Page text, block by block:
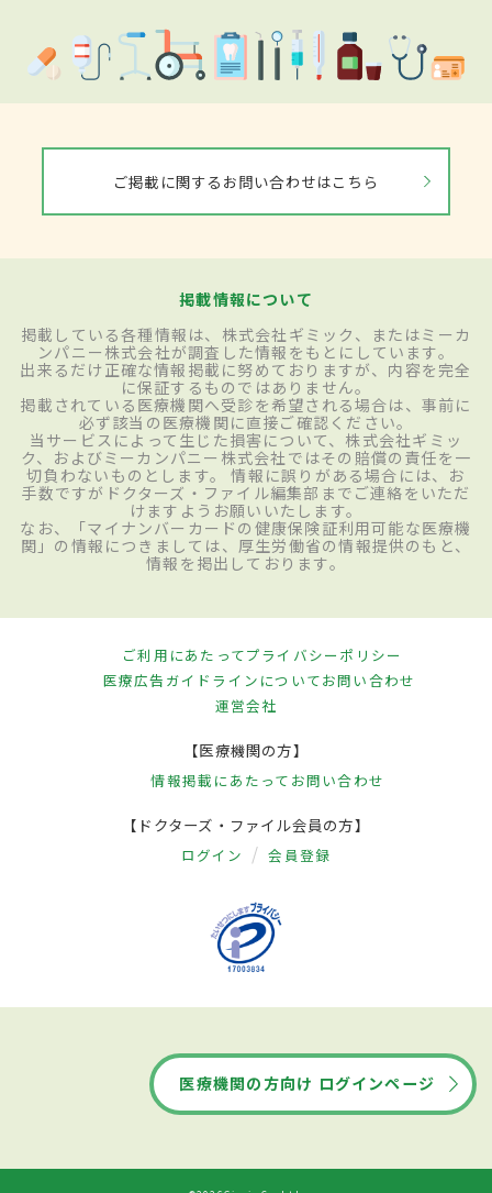
ご掲載に関するお問い合わせはこちら
掲載情報について
掲載している各種情報は、株式会社ギミック、またはミーカ
ンパニー株式会社が調査した情報をもとにしています。
出来るだけ正確な情報掲載に努めておりますが、内容を完全
に保証するものではありません。
掲載されている医療機関へ受診を希望される場合は、事前に
必ず該当の医療機関に直接ご確認ください。
当サービスによって生じた損害について、株式会社ギミッ
ク、およびミーカンパニー株式会社ではその賠償の責任を一
切負わないものとします。 情報に誤りがある場合には、お
手数ですがドクターズ・ファイル編集部までご連絡をいただ
けますようお願いいたします。
なお、「マイナンバーカードの健康保険証利用可能な医療機
関」の情報につきましては、厚生労働省の情報提供のもと、
情報を掲出しております。
ご利用にあたってプライバシーポリシー
医療広告ガイドラインについてお問い合わせ
運営会社
【医療機関の方】
情報掲載にあたって お問い合わせ
【ドクターズ・ファイル会員の方】
ログイン 会員登録
医療機関の方向け ログインページ